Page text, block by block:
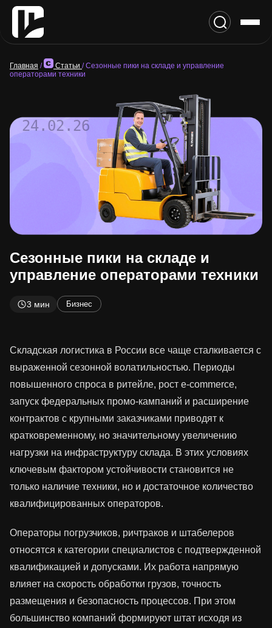
Главная / Статьи /Сезонные пики на складе и управление
операторами техники
24.02.26
Сезонные пики на складе и
управление операторами техники
3 мин Бизнес
Складская логистика в России все чаще сталкивается с
выраженной сезонной волатильностью. Периоды
повышенного спроса в ритейле, рост e-commerce,
запуск федеральных промо-кампаний и расширение
контрактов с крупными заказчиками приводят к
кратковременному, но значительному увеличению
нагрузки на инфраструктуру склада. В этих условиях
ключевым фактором устойчивости становится не
только наличие техники, но и достаточное количество
квалифицированных операторов.
Операторы погрузчиков, ричтраков и штабелеров
относятся к категории специалистов с подтвержденной
квалификацией и допусками. Их работа напрямую
влияет на скорость обработки грузов, точность
размещения и безопасность процессов. При этом
большинство компаний формируют штат исходя из